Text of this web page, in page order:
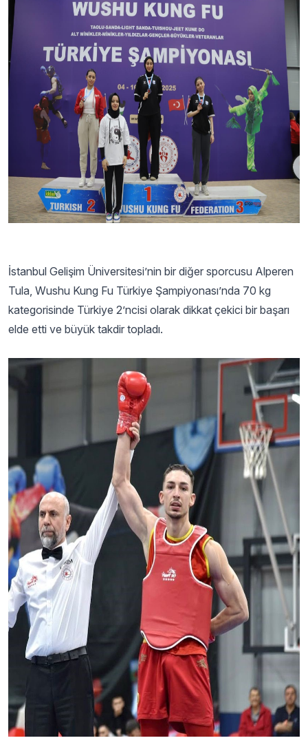
İstanbul Gelişim Üniversitesi’nin bir diğer sporcusu Alperen
Tula, Wushu Kung Fu Türkiye Şampiyonası’nda 70 kg
kategorisinde Türkiye 2’ncisi olarak dikkat çekici bir başarı
elde etti ve büyük takdir topladı.